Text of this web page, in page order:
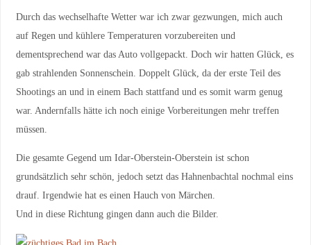
Durch das wechselhafte Wetter war ich zwar gezwungen, mich auch
auf Regen und kühlere Temperaturen vorzubereiten und
dementsprechend war das Auto vollgepackt. Doch wir hatten Glück, es
gab strahlenden Sonnenschein. Doppelt Glück, da der erste Teil des
Shootings an und in einem Bach stattfand und es somit warm genug
war. Andernfalls hätte ich noch einige Vorbereitungen mehr treffen
müssen.
Die gesamte Gegend um Idar-Oberstein-Oberstein ist schon
grundsätzlich sehr schön, jedoch setzt das Hahnenbachtal nochmal eins
drauf. Irgendwie hat es einen Hauch von Märchen.
Und in diese Richtung gingen dann auch die Bilder.